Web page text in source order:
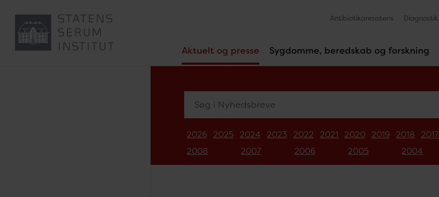
Aktuelt og presse Sygdomme, beredskab og forskning
Antibiotikaresistens Diagnostik
2026 2025 2024 2023 2022 2021 2020 2019 2018 2017
2008
2007 2006 2005 2004